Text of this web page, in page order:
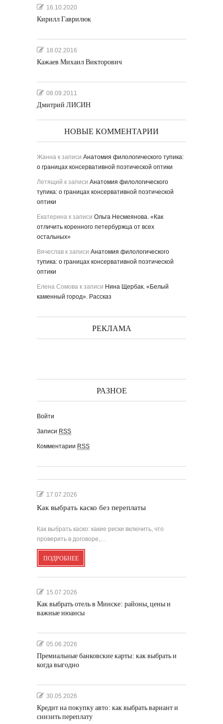
16.10.2020
Кирилл Гаврилюк
18.02.2016
Кажаев Михаил Викторович
08.09.2011
Дмитрий ЛИСИН
НОВЫЕ КОММЕНТАРИИ
Жанна к записи Анатомия филологического тупика:
о границах консервативной поэтической оптики
Летящий к записи Анатомия филологического
тупика: о границах консервативной поэтической
оптики
Екатерина к записи Ольга Несмеянова. «Как
отличить коренного петербуржца от всех
остальных»
Вячеслав к записи Анатомия филологического
тупика: о границах консервативной поэтической
оптики
Елена Сомова к записи Нина Щербак. «Белый
каменный город». Рассказ
РЕКЛАМА
РАЗНОЕ
Войти
Записи RSS
Комментарии RSS
17.07.2026
Как выбрать каско без переплаты
Как выбрать каско: какие риски включить, что
проверить в договоре,…
ПОДРОБНЕЕ
15.07.2026
Как выбрать отель в Минске: районы, цены и
важные нюансы
05.06.2026
Премиальные банковские карты: как выбрать и
когда выгодно
30.05.2026
Кредит на покупку авто: как выбрать вариант и
снизить переплату